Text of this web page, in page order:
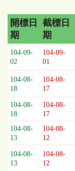
招
標
採
購
列
表，
欄
位
依
序
為：
開
開標日
期
截標日
期
104-09-
02
104-09-
01
104-08-
18
104-08-
17
104-08-
18
104-08-
17
104-08-
13
104-08-
12
104-08-
13
104-08-
12